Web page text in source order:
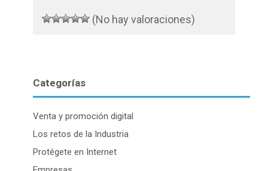
(No hay valoraciones)
Categorías
Venta y promoción digital
Los retos de la Industria
Protégete en Internet